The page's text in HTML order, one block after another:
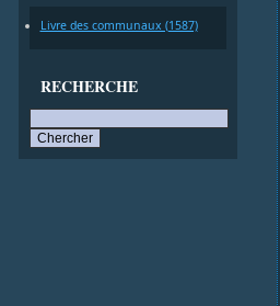
Livre des communaux (1587)
RECHERCHE